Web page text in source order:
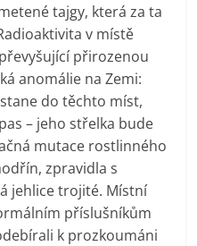
tajgy, která za ta
v místě
přirozenou
anomálie na Zemi:
do těchto míst,
– jeho střelka bude
mutace rostlinného
zpravidla s
jehlice trojité. Místní
příslušníkům
k prozkoumáni